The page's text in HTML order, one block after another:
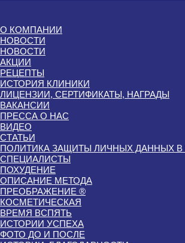
О КОМПАНИИ
НОВОСТИ
НОВОСТИ
АКЦИИ
РЕЦЕПТЫ
ИСТОРИЯ КЛИНИКИ
ЛИЦЕНЗИИ, СЕРТИФИКАТЫ, НАГРАДЫ
ВАКАНСИИ
ПРЕССА О НАС
ВИДЕО
СТАТЬИ
ПОЛИТИКА ЗАЩИТЫ ЛИЧНЫХ ДАННЫХ
СПЕЦИАЛИСТЫ
ПОХУДЕНИЕ
ОПИСАНИЕ МЕТОДА
ПРЕОБРАЖЕНИЕ ®
КОСМЕТИЧЕСКАЯ
ВРЕМЯ ВСПЯТЬ
ИСТОРИИ УСПЕХА
ФОТО ДО И ПОСЛЕ